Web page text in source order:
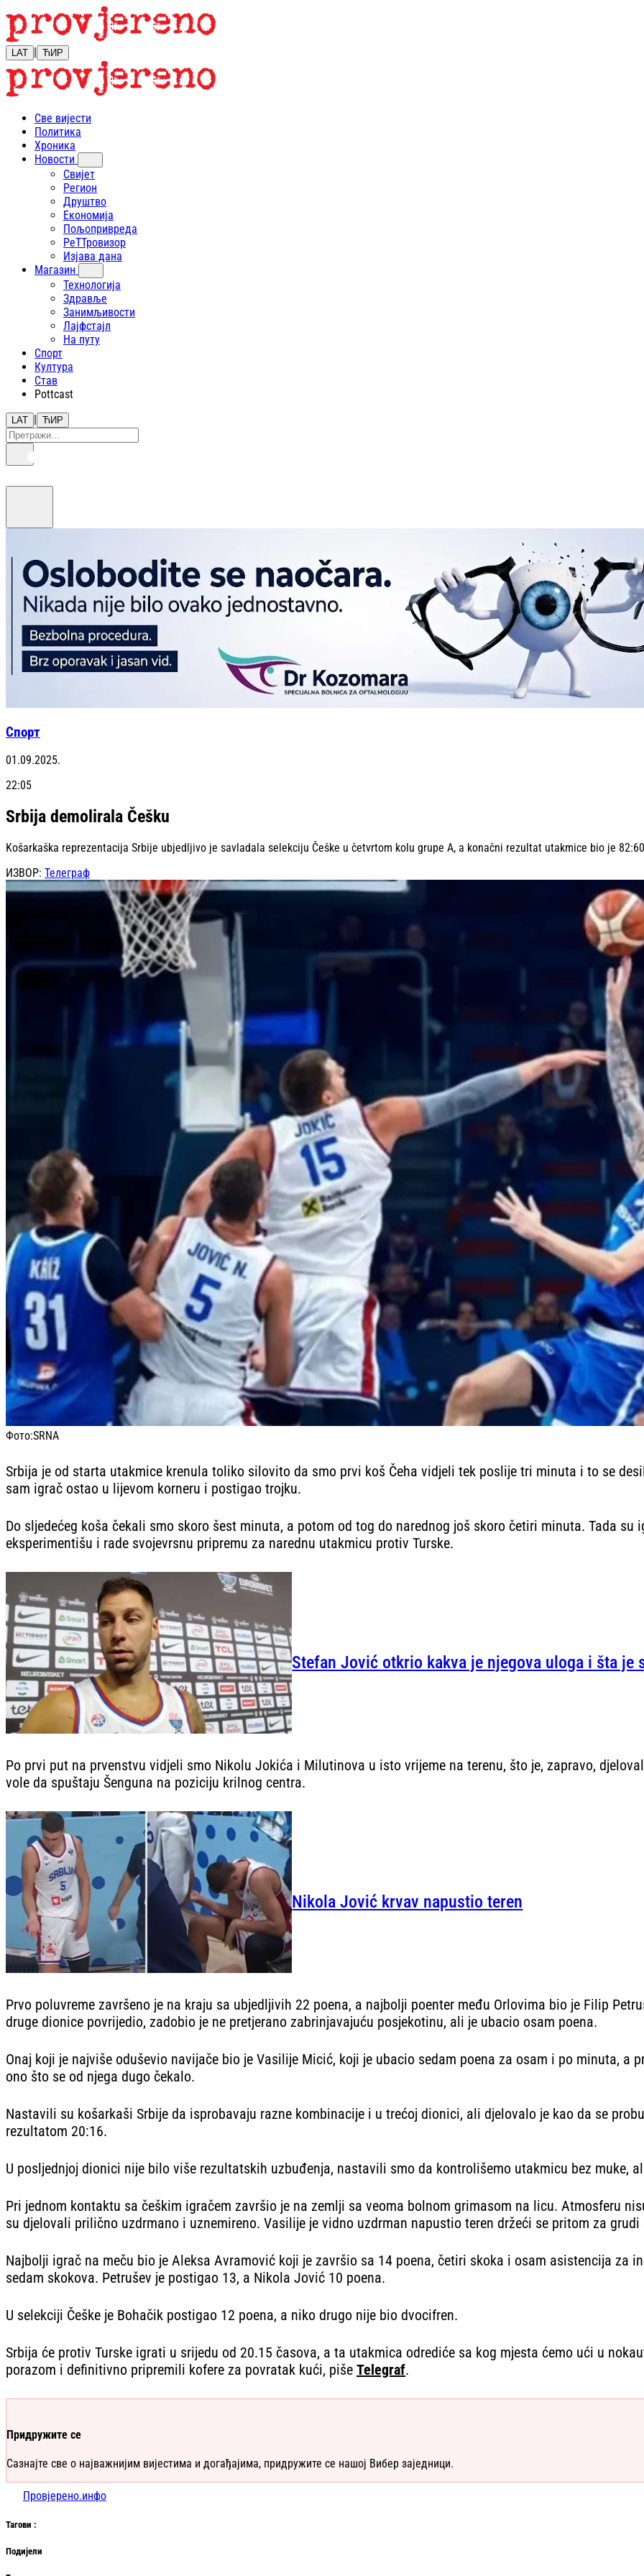
LAT | ЋИР
Све вијести
Политика
Хроника
Новости
Свијет
Регион
Друштво
Економија
Пољопривреда
РеТТровизор
Изјава дана
Магазин
Технологија
Здравље
Занимљивости
Лајфстajл
На путу
Спорт
Култура
Став
Pottcast
LAT | ЋИР
Спорт
01.09.2025.
22:05
Srbija demolirala Češku
Košarkaška reprezentacija Srbije ubjedljivo je savladala selekciju Češke u četvrtom kolu grupe A, a konačni rezultat utakmice bio je
ИЗВОР: Телеграф
Фото:SRNA
Srbija je od starta utakmice krenula toliko silovito da smo prvi koš Čeha vidjeli tek poslije tri minuta i to se
sam igrač ostao u lijevom korneru i postigao trojku.
Do sljedećeg koša čekali smo skoro šest minuta, a potom od tog do narednog još skoro četiri minuta. Tada su
eksperimentišu i rade svojevrsnu pripremu za narednu utakmicu protiv Turske.
Stefan Jović otkrio kakva je njegova uloga i šta je
Po prvi put na prvenstvu vidjeli smo Nikolu Jokića i Milutinova u isto vrijeme na terenu, što je, zapravo,
vole da spuštaju Šenguna na poziciju krilnog centra.
Nikola Jović krvav napustio teren
Prvo poluvreme završeno je na kraju sa ubjedljivih 22 poena, a najbolji poenter među Orlovima bio je Filip
druge dionice povrijedio, zadobio je ne pretjerano zabrinjavajuću posjekotinu, ali je ubacio osam poena.
Onaj koji je najviše oduševio navijače bio je Vasilije Micić, koji je ubacio sedam poena za osam i po minuta, a
ono što se od njega dugo čekalo.
Nastavili su košarkaši Srbije da isprobavaju razne kombinacije i u trećoj dionici, ali djelovalo je kao da se
rezultatom 20:16.
U posljednjoj dionici nije bilo više rezultatskih uzbuđenja, nastavili smo da kontrolišemo utakmicu bez muke,
Pri jednom kontaktu sa češkim igračem završio je na zemlji sa veoma bolnom grimasom na licu. Atmosferu
su djelovali prilično uzdrmano i uznemireno. Vasilije je vidno uzdrman napustio teren držeći se pritom za
Najbolji igrač na meču bio je Aleksa Avramović koji je završio sa 14 poena, četiri skoka i osam asistencija za
sedam skokova. Petrušev je postigao 13, a Nikola Jović 10 poena.
U selekciji Češke je Bohačik postigao 12 poena, a niko drugo nije bio dvocifren.
Srbija će protiv Turske igrati u srijedu od 20.15 časova, a ta utakmica odrediće sa kog mjesta ćemo ući u
porazom i definitivno pripremili kofere za povratak kući, piše Telegraf.
Придружите се
Сазнајте све о најважнијим вијестима и догађајима, придружите се нашој Вибер заједници.
Провјерено.инфо
Тагови :
Подијели